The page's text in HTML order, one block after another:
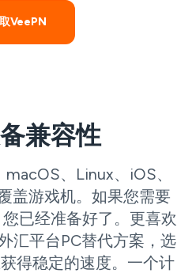
VeePN
兼容性
、Linux、iOS、
盖游戏机。如果您需要
已经准备好了。更喜欢
汇平台PC替代方案，选
得稳定的速度。一个计